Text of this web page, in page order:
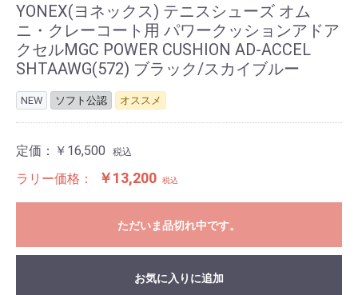
YONEX(ヨネックス) テニスシューズ オム
ニ・クレーコート用 パワークッションアドア
クセルMGC POWER CUSHION AD-ACCEL
SHTAAWG(572) ブラック/スカイブルー
NEW ソフト公認 オススメ
定価： ￥16,500 税込
ラリー価格： ￥13,200 税込
ただいま品切れ中です。
お気に入りに追加